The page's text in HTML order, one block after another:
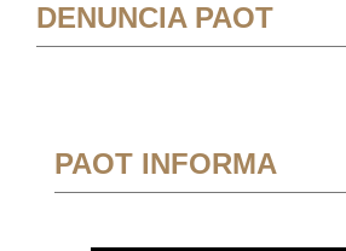
DENUNCIA PAOT
PAOT INFORMA